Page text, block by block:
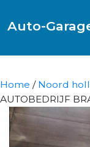
Auto-
Home / Noord
AUTOBEDRIJF